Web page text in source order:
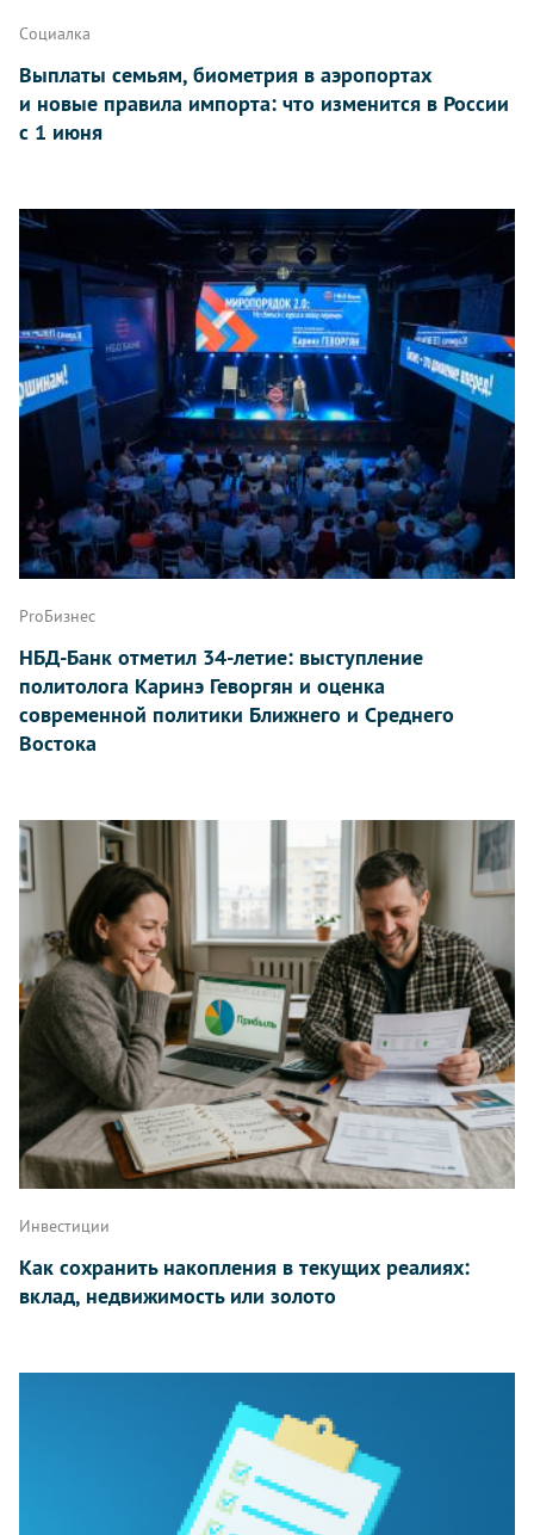
Социалка
Выплаты семьям, биометрия в аэропортах
и новые правила импорта: что изменится в России
с 1 июня
ProБизнес
НБД-Банк отметил 34-летие: выступление
политолога Каринэ Геворгян и оценка
современной политики Ближнего и Среднего
Востока
Инвестиции
Как сохранить накопления в текущих реалиях:
вклад, недвижимость или золото